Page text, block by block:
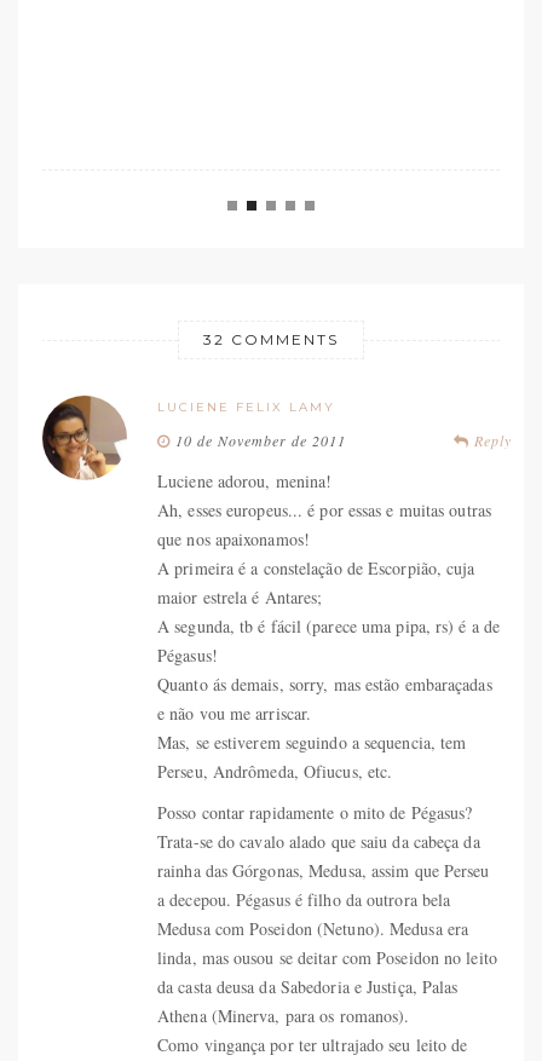
32 COMMENTS
LUCIENE FELIX LAMY
Reply
10 de November de 2011
Luciene adorou, menina!
Ah, esses europeus... é por essas e muitas outras
que nos apaixonamos!
A primeira é a constelação de Escorpião, cuja
maior estrela é Antares;
A segunda, tb é fácil (parece uma pipa, rs) é a de
Pégasus!
Quanto ás demais, sorry, mas estão embaraçadas
e não vou me arriscar.
Mas, se estiverem seguindo a sequencia, tem
Perseu, Andrômeda, Ofiucus, etc.
Posso contar rapidamente o mito de Pégasus?
Trata-se do cavalo alado que saiu da cabeça da
rainha das Górgonas, Medusa, assim que Perseu
a decepou. Pégasus é filho da outrora bela
Medusa com Poseidon (Netuno). Medusa era
linda, mas ousou se deitar com Poseidon no leito
da casta deusa da Sabedoria e Justiça, Palas
Athena (Minerva, para os romanos).
Como vingança por ter ultrajado seu leito de